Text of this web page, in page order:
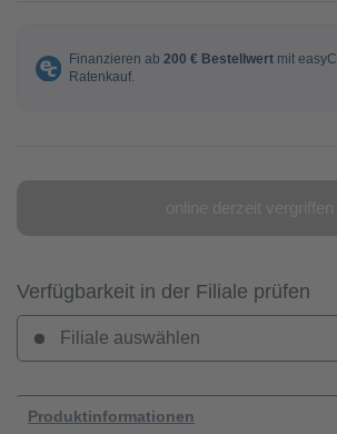
Verfügbarkeit in der Filiale prüfen
Filiale auswählen
Produktinformationen